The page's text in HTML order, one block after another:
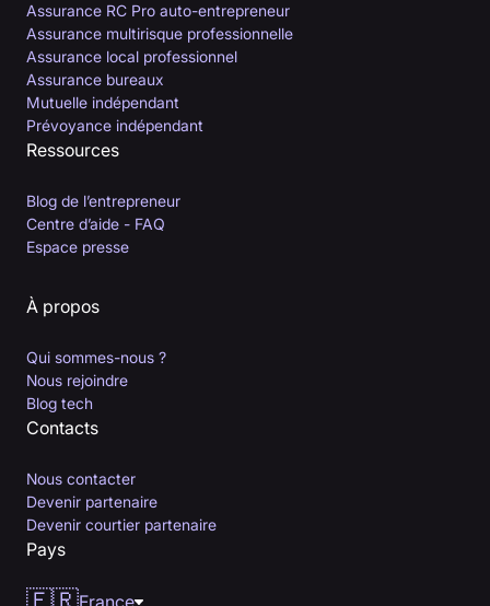
Assurance RC Pro auto-entrepreneur
Assurance multirisque professionnelle
Assurance local professionnel
Assurance bureaux
Mutuelle indépendant
Prévoyance indépendant
Ressources
Blog de l’entrepreneur
Centre d’aide - FAQ
Espace presse
À propos
Qui sommes-nous ?
Nous rejoindre
Blog tech
Contacts
Nous contacter
Devenir partenaire
Devenir courtier partenaire
Pays